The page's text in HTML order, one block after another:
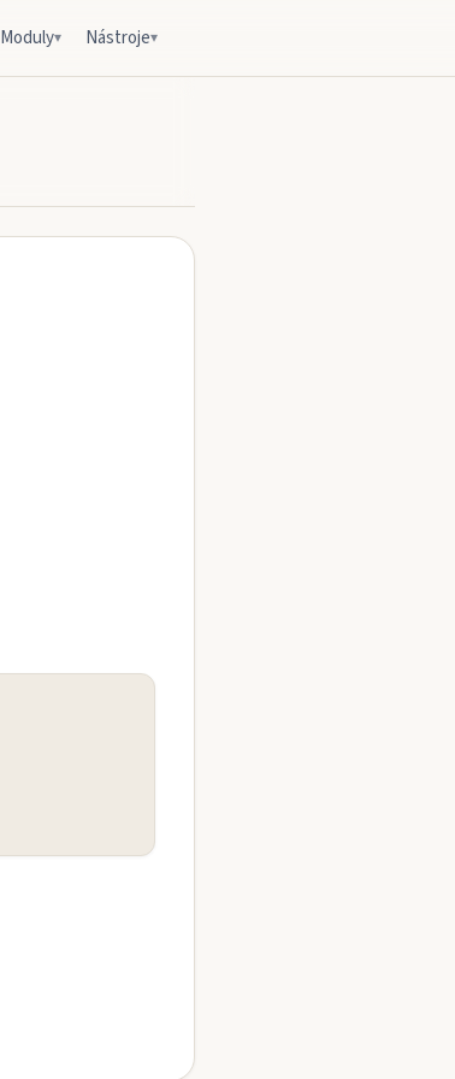
Moduly▾ Nástroje▾